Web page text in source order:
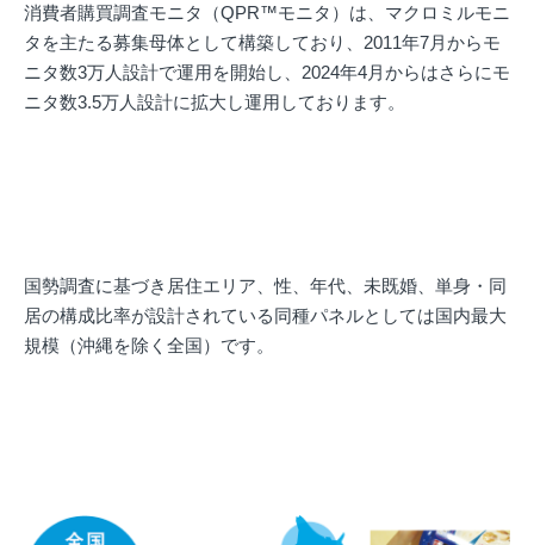
消費者購買調査モニタ（QPR™モニタ）は、マクロミルモニ
タを主たる募集母体として構築しており、2011年7月からモ
ニタ数3万人設計で運用を開始し、2024年4月からはさらにモ
ニタ数3.5万人設計に拡大し運用しております。
国勢調査に基づき居住エリア、性、年代、未既婚、単身・同
居の構成比率が設計されている同種パネルとしては国内最大
規模（沖縄を除く全国）です。